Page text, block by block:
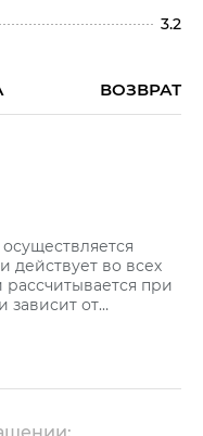
3.2
ВОЗВРАТ
действует во всех
рассчитывается при
зависит от